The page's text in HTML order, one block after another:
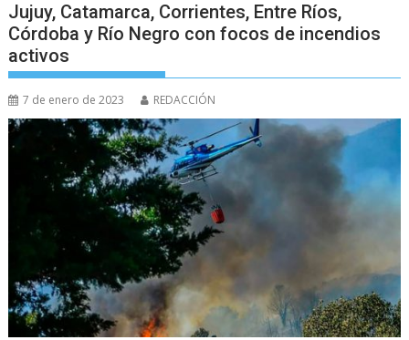
Jujuy, Catamarca, Corrientes, Entre Ríos,
Córdoba y Río Negro con focos de incendios
activos
7 de enero de 2023 REDACCIÓN